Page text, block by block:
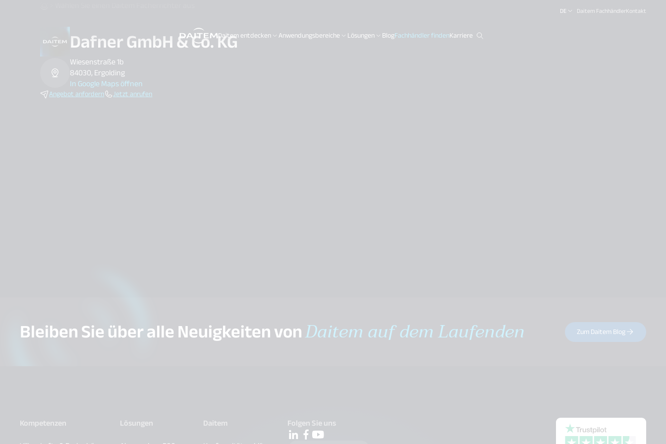
DE Daitem FachhändlerKontakt
Daitem entdecken Anwendungsbereiche Lösungen BlogFachhändler findenKarriere
search.label
Dafner GmbH & Co. KG
Wiesenstraße 1b
84030, Ergolding
In Google Maps öffnen
Angebot anfordern Jetzt anrufen
Bleiben Sie über alle Neuigkeiten vonDaitem auf dem Laufenden Zum Daitem Blog
Kompetenzen
Lösungen
Daitem
Folgen Sie uns